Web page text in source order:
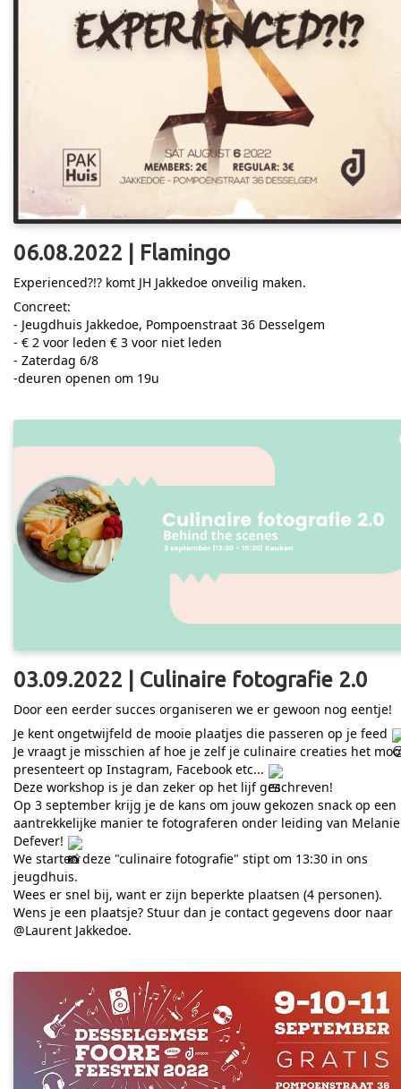
06.08.2022 | Flamingo
Experienced?!? komt JH Jakkedoe onveilig maken.
Concreet:
- Jeugdhuis Jakkedoe, Pompoenstraat 36 Desselgem
- € 2 voor leden € 3 voor niet leden
- Zaterdag 6/8
-deuren openen om 19u
03.09.2022 | Culinaire fotografie 2.0
Door een eerder succes organiseren we er gewoon nog eentje!
Je kent ongetwijfeld de mooie plaatjes die passeren op je feed
Je vraagt je misschien af hoe je zelf je culinaire creaties het
presenteert op Instagram, Facebook etc...
Deze workshop is je dan zeker op het lijf geschreven!
Op 3 september krijg je de kans om jouw gekozen snack op een
aantrekkelijke manier te fotograferen onder leiding van Melanie
Defever!
We starten deze "culinaire fotografie" stipt om 13:30 in ons
jeugdhuis.
Wees er snel bij, want er zijn beperkte plaatsen (4 personen).
Wens je een plaatsje? Stuur dan je contact gegevens door naar
@Laurent Jakkedoe.